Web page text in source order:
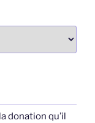
donation qu’il